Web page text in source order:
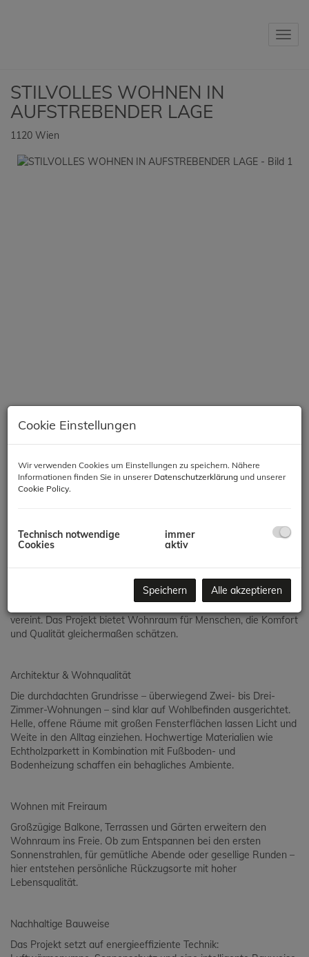
STILVOLLES WOHNEN IN
AUFSTREBENDER LAGE
1120 Wien
Beschreibung
Nachhaltigkeit
In einer der gefragtesten Lagen des 12. Bezirks entsteht ein
hochwertiges Neubauprojekt mit 66 Wohnungen, das modernes
vereint. Das Projekt bietet Wohnraum für Menschen, die Komfort
und Qualität gleichermaßen schätzen.
Architektur & Wohnqualität
Die durchdachten Grundrisse – überwiegend Zwei- bis Drei-
Zimmer-Wohnungen – sind klar auf Wohlbefinden ausgerichtet.
Helle, offene Räume mit großen Fensterflächen lassen Licht und
Weite in den Alltag einziehen. Hochwertige Materialien wie
Echtholzparkett in Kombination mit Fußboden- und
Bodenheizung schaffen ein behagliches Ambiente.
Wohnen mit Freiraum
Großzügige Balkone, Terrassen und Gärten erweitern den
Wohnraum ins Freie. Ob zum Entspannen bei den ersten
Sonnenstrahlen, für gemütliche Abende oder gesellige Runden –
hier entstehen persönliche Rückzugsorte mit hoher
Lebensqualität.
Nachhaltige Bauweise
Das Projekt setzt auf energieeffiziente Technik:
Cookie Einstellungen
Wir verwenden Cookies um Einstellungen zu speichern. Nähere
Informationen finden Sie in unserer Datenschutzerklärung und unserer
Cookie Policy.
Technisch notwendige
Cookies
immer
aktiv
Speichern Alle akzeptieren